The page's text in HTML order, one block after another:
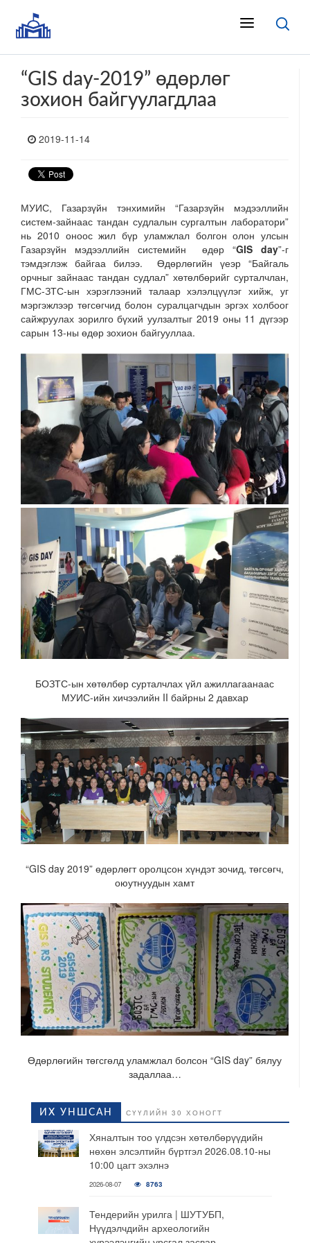
“GIS day-2019” өдөрлөг
зохион байгуулагдлаа
2019-11-14
МУИС, Газарзүйн тэнхимийн “Газарзүйн мэдээллийн
систем-зайнаас тандан судлалын сургалтын лаборатори”
нь 2010 оноос жил бүр уламжлал болгон олон улсын
Газарзүйн мэдээллийн системийн өдөр “GIS day”-г
тэмдэглэж байгаа билээ. Өдөрлөгийн үеэр “Байгаль
орчныг зайнаас тандан судлал” хөтөлбөрийг сурталчлан,
ГМС-ЗТС-ын хэрэглээний талаар хэлэлцүүлэг хийж, уг
мэргэжлээр төгсөгчид болон суралцагчдын эргэх холбоог
сайжруулах зорилго бүхий уулзалтыг 2019 оны 11 дүгээр
сарын 13-ны өдөр зохион байгууллаа.
БОЗТС-ын хөтөлбөр сурталчлах үйл ажиллагаанаас
МУИС-ийн хичээлийн II байрны 2 давхар
“GIS day 2019” өдөрлөгт оролцсон хүндэт зочид, төгсөгч,
оюутнуудын хамт
Өдөрлөгийн төгсгөлд уламжлал болсон “GIS day” бялуу
задаллаа…
ИХ УНШСАН СҮҮЛИЙН 30 ХОНОГТ
Хяналтын тоо үлдсэн хөтөлбөрүүдийн
нөхөн элсэлтийн бүртгэл 2026.08.10-ны
10:00 цагт эхэлнэ
2026-08-07 8763
Тендерийн урилга | ШУТУБП,
Нүүдэлчдийн археологийн